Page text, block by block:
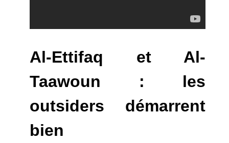
Al-Ettifaq et Al-
Taawoun : les
outsiders démarrent
bien